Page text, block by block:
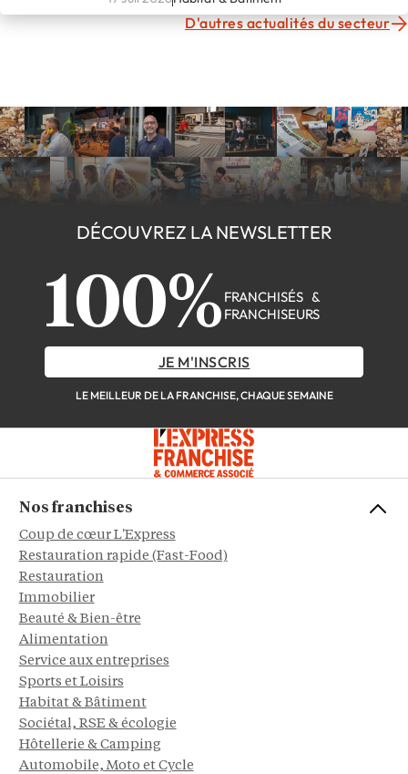
D'autres actualités du secteur
DÉCOUVREZ LA NEWSLETTER
100% FRANCHISÉS &
FRANCHISEURS
JE M'INSCRIS
LE MEILLEUR DE LA FRANCHISE, CHAQUE SEMAINE
Nos franchises
Coup de cœur L'Express
Restauration rapide (Fast-Food)
Restauration
Immobilier
Beauté & Bien-être
Alimentation
Service aux entreprises
Sports et Loisirs
Habitat & Bâtiment
Sociétal, RSE & écologie
Hôtellerie & Camping
Automobile, Moto et Cycle